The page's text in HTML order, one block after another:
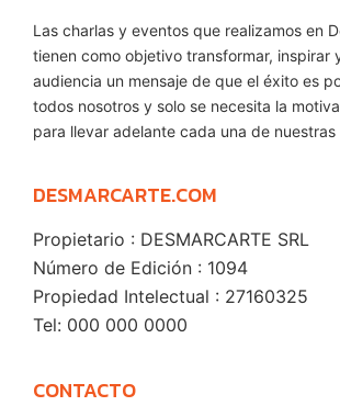
Las charlas y eventos que realizamos en
tienen como objetivo transformar, inspirar
audiencia un mensaje de que el éxito es
todos nosotros y solo se necesita la
para llevar adelante cada una de nuestras
DESMARCARTE.COM
Propietario : DESMARCARTE SRL
Número de Edición : 1094
Propiedad Intelectual : 27160325
Tel: 000 000 0000
CONTACTO